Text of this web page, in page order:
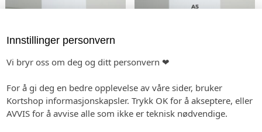
Bordplakatholder natur, 6
Fra kr.29,00 (ved 25)
Vis
Bordplakatholder natur,
Fra kr.35,00(ved 25)
Vis
Innstillinger personvern
Vi bryr oss om deg og ditt personvern ❤
For å gi deg en bedre opplevelse av våre sider, bruker
Kortshop informasjonskapsler. Trykk OK for å akseptere, eller
AVVIS for å avvise alle som ikke er teknisk nødvendige.